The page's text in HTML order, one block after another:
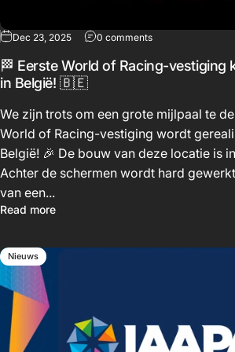
Dec 23, 2025 0 comments
🏁 Eerste World of Racing-vestiging
in België! 🇧🇪
We zijn trots om een grote mijlpaal te
World of Racing-vestiging wordt
België! 🎉 De bouw van deze locatie is
Achter de schermen wordt hard
van een...
Read more
Nieuws